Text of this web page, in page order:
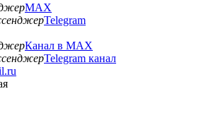
MAX
Telegram
Канал в MAX
Telegram канал